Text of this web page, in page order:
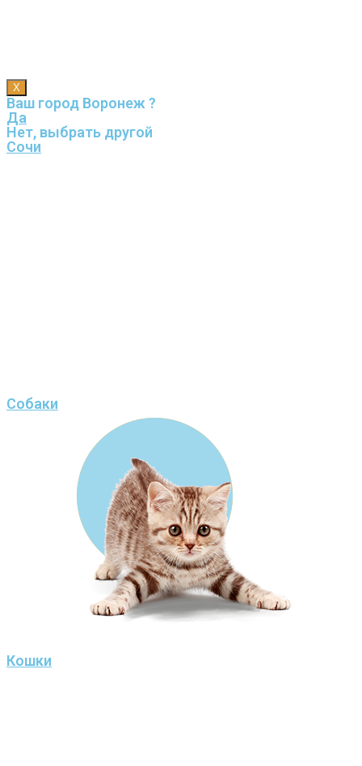
X
Ваш город Воронеж ?
Да
Нет, выбрать другой
Сочи
Собаки
Кошки